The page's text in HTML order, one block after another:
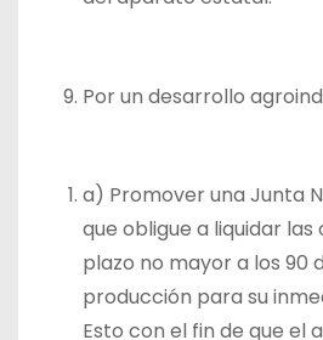
Por un desarrollo
a) Promover una Junta
que obligue a liquidar las
plazo no mayor a los 90
producción para su
Esto con el fin de que el